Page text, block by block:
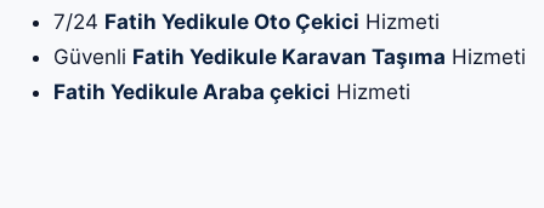
7/24 Fatih Yedikule Oto Çekici Hizmeti
Güvenli Fatih Yedikule Karavan Taşıma Hizmeti
Fatih Yedikule Araba çekici Hizmeti